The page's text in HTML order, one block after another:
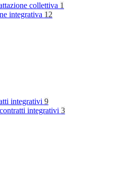
collettiva 1
integrativa 12
integrativi 9
integrativi 3